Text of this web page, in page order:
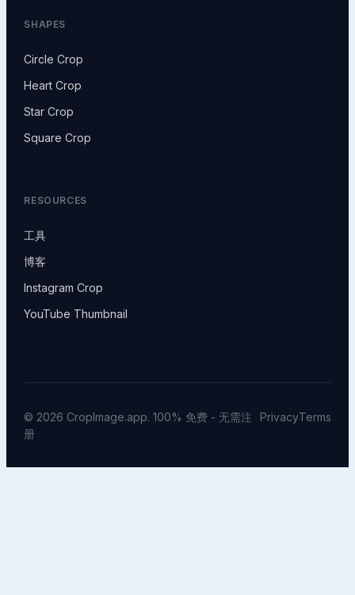
SHAPES
Circle Crop
Heart Crop
Star Crop
Square Crop
RESOURCES
工具
博客
Instagram Crop
YouTube Thumbnail
© 2026 CropImage.app. 100% 免费 - 无需注
册
PrivacyTerms